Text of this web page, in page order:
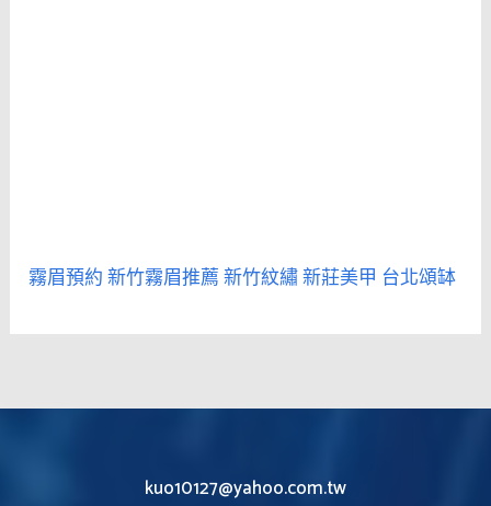
霧眉預約新竹霧眉推薦新竹紋繡新莊美甲 台北頌缽
kuo10127@yahoo.com.tw